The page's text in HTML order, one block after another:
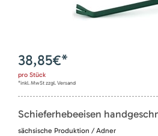
38,85€*
pro Stück
*inkl. MwSt zzgl. Versand
Schieferhebeeisen
sächsische Produktion / Adner